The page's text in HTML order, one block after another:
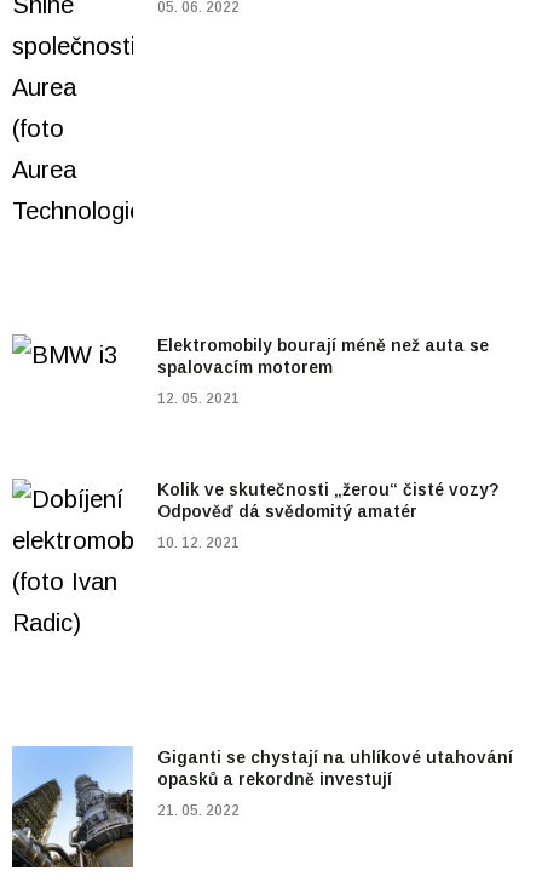
05. 06. 2022
Elektromobily bourají méně než auta se
spalovacím motorem
12. 05. 2021
Kolik ve skutečnosti „žerou“ čisté vozy?
Odpověď dá svědomitý amatér
10. 12. 2021
Giganti se chystají na uhlíkové utahování
opasků a rekordně investují
21. 05. 2022